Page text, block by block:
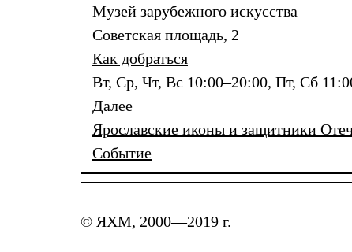
Музей зарубежного искусства
Советская площадь, 2
Как добраться
Вт, Ср, Чт, Вс 10:00–20:00, Пт, Сб
Далее
Ярославские иконы и защитники
Событие
© ЯХМ, 2000—2019 г.